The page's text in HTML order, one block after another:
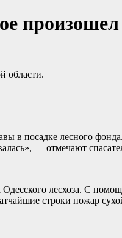
области.
в посадке лесного
— отмечают
лесхоза. С
строки пожар